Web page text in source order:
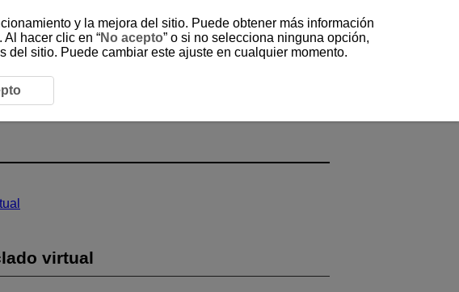
virtual
y la mejora del sitio. Puede obtener más información
Al hacer clic en “No acepto” o si no selecciona ninguna opción,
sitio. Puede cambiar este ajuste en cualquier momento.